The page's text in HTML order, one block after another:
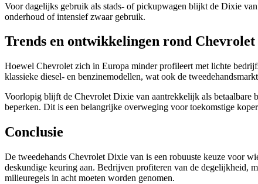
Voor dagelijks gebruik als stads- of pickupwagen blijkt de Dixie
onderhoud of intensief zwaar gebruik.
Trends en ontwikkelingen rond
Hoewel Chevrolet zich in Europa minder profileert met lichte
klassieke diesel- en benzinemodellen, wat ook de
Voorlopig blijft de Chevrolet Dixie van aantrekkelijk als betaalbare
beperken. Dit is een belangrijke overweging voor toekomstige
Conclusie
De tweedehands Chevrolet Dixie van is een robuuste keuze voor
deskundige keuring aan. Bedrijven profiteren van de degelijkheid,
milieuregels in acht moeten worden genomen.